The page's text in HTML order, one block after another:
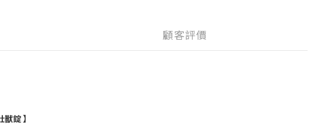
顧客評價
錠 】